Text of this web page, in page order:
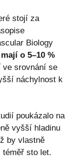
stojí za
Biology
o 5–10 %
ve srovnání se
náchylnost k
poukázalo na
vyšší hladinu
by vlastně
téměř sto let.